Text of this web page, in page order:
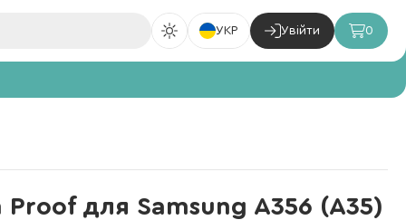
УКР Увійти 0
для Samsung A356 (A35)